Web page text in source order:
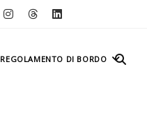
REGOLAMENTO DI BORDO